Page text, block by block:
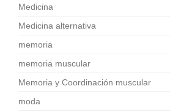
Medicina
Medicina alternativa
memoria
memoria muscular
Memoria y Coordinación muscular
moda